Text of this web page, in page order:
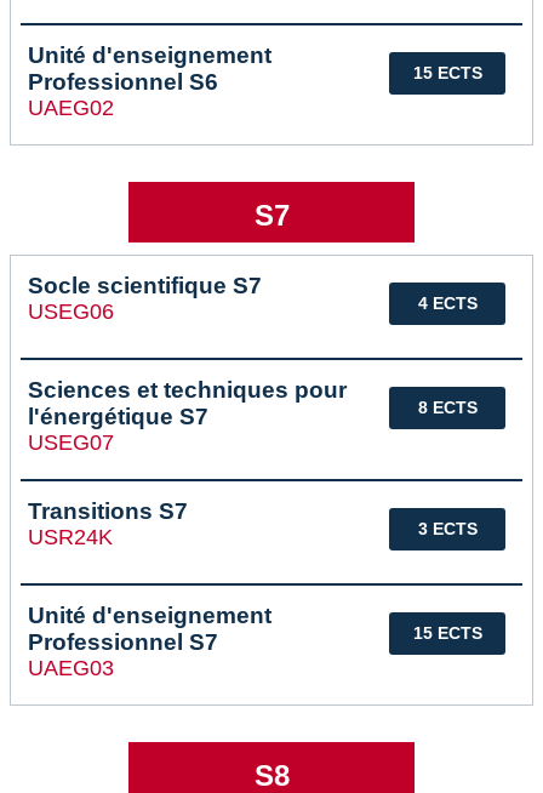
15 ECTS
Unité d'enseignement
Professionnel S6
UAEG02
S7
4 ECTS
Socle scientifique S7
USEG06
8 ECTS
Sciences et techniques pour
l'énergétique S7
USEG07
3 ECTS
Transitions S7
USR24K
15 ECTS
Unité d'enseignement
Professionnel S7
UAEG03
S8